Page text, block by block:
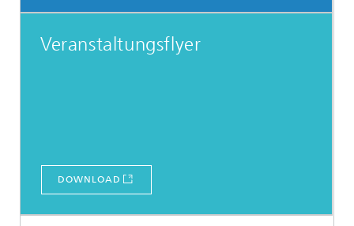
Veranstaltungsflyer
DOWNLOAD